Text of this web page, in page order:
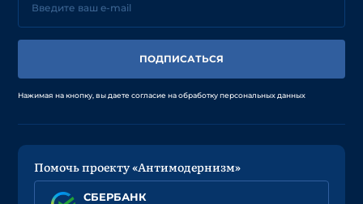
ПОДПИСАТЬСЯ
Нажимая на кнопку, вы даете согласие на обработку персональных данных
Помочь проекту «Антимодернизм»
СБЕРБАНК